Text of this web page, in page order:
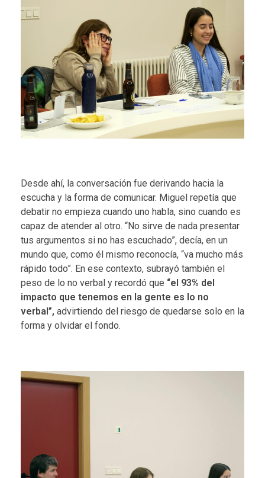
Desde ahí, la conversación fue derivando hacia la
escucha y la forma de comunicar. Miguel repetía que
debatir no empieza cuando uno habla, sino cuando es
capaz de atender al otro. “No sirve de nada presentar
tus argumentos si no has escuchado”, decía, en un
mundo que, como él mismo reconocía, “va mucho más
rápido todo”. En ese contexto, subrayó también el
peso de lo no verbal y recordó que “el 93% del
impacto que tenemos en la gente es lo no
verbal”, advirtiendo del riesgo de quedarse solo en la
forma y olvidar el fondo.